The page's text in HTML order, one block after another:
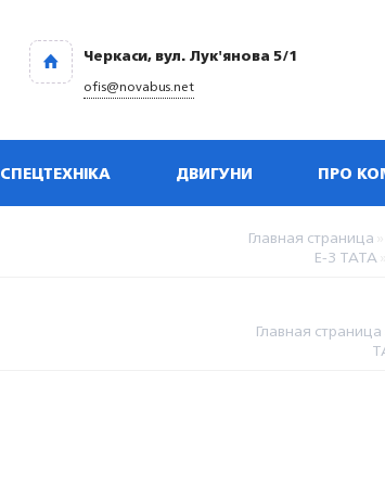
Черкаси, вул. Лук'янова 5/1
ofis@novabus.net
СПЕЦТЕХНІКА ДВИГУНИ ПРО
Главная страница
Е-3 TATA
Главная страница